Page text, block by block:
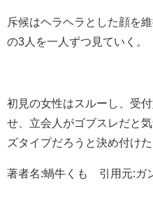
斥候はヘラヘラとした顔を
の3人を一人ずつ見ていく。
初見の女性はスルーし、受
せ、立会人がゴブスレだと
ズタイプだろうと決め付けた
著者名:蝸牛くも 引用元:ガ